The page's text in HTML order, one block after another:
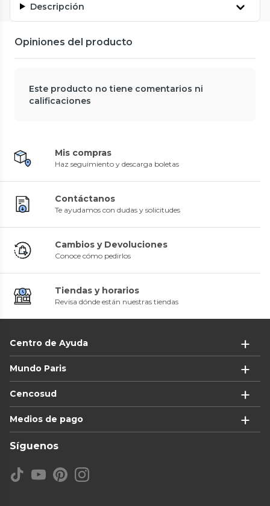
Descripción
Opiniones del producto
Este producto no tiene comentarios ni
calificaciones
Mis compras
Haz seguimiento y descarga boletas
Contáctanos
Te ayudamos con dudas y solicitudes
Cambios y Devoluciones
Conoce cómo pedirlos
Tiendas y horarios
Revisa dónde están nuestras tiendas
Centro de Ayuda
Mundo Paris
Cencosud
Medios de pago
Síguenos